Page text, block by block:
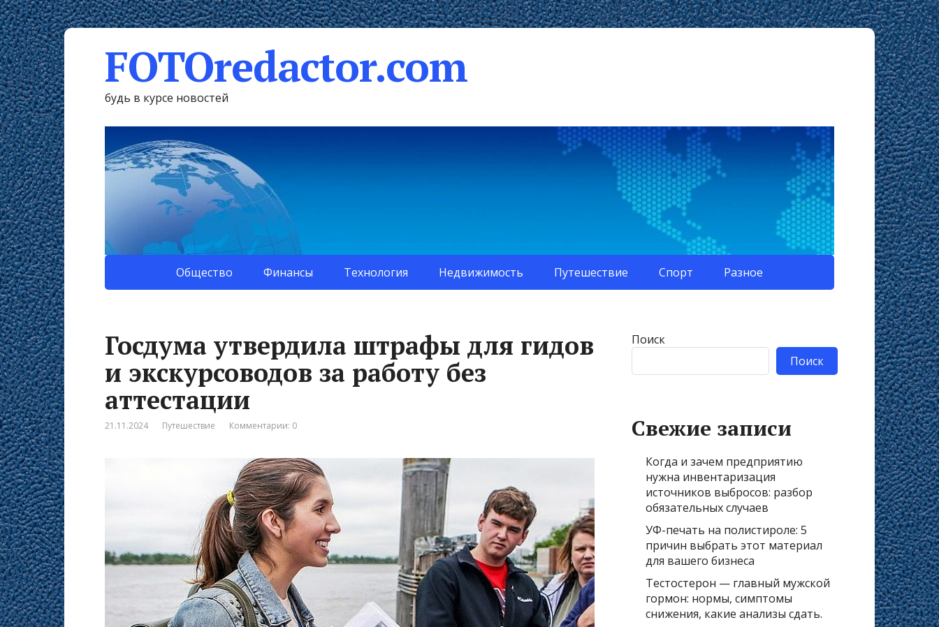
FOTOredactor.com
будь в курсе новостей
Общество Финансы Технология Недвижимость Путешествие Спорт Разное
Госдума утвердила штрафы для гидов
и экскурсоводов за работу без
аттестации
21.11.2024 Путешествие Комментарии: 0
Поиск
Поиск
Свежие записи
Когда и зачем предприятию
нужна инвентаризация
источников выбросов: разбор
обязательных случаев
УФ-печать на полистироле: 5
причин выбрать этот материал
для вашего бизнеса
Тестостерон — главный мужской
гормон: нормы, симптомы
снижения, какие анализы сдать.